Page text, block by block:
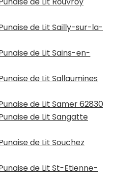
de Lit Sailly-sur-la-
de Lit Sains-en-
de Lit Sallaumines
de Lit Samer 62830
de Lit Sangatte
de Lit Souchez
de Lit St-Etienne-